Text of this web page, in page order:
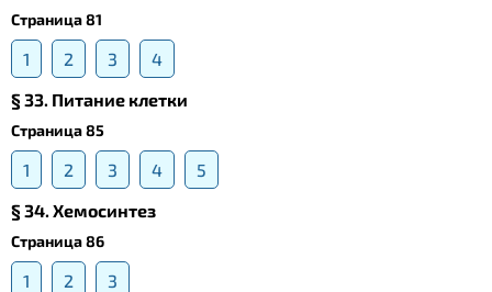
Страница 81
1 2 3
4
§ 33. Питание клетки
Страница 85
1 2 3 4
5
§ 34. Хемосинтез
Страница 86
1 2
3